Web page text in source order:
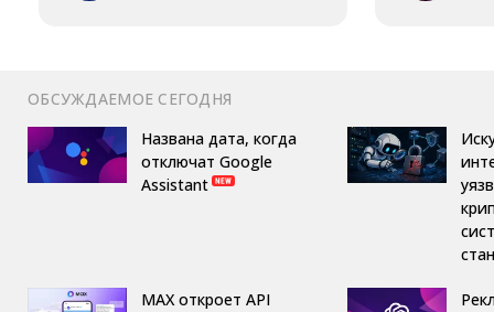
ОБСУЖДАЕМОЕ СЕГОДНЯ
Названа дата, когда
отключат Google
Assistant
MAX откроет API